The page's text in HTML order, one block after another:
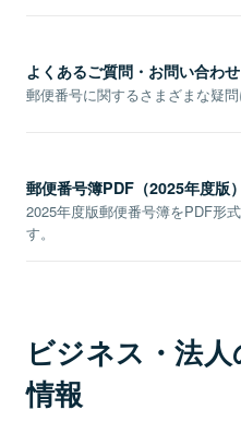
よくあるご質問・お問い合わせ
郵便番号に関するさまざまな疑問
郵便番号簿PDF（2025年度版）
2025年度版郵便番号簿をPDF形
す。
ビジネス・法
情報